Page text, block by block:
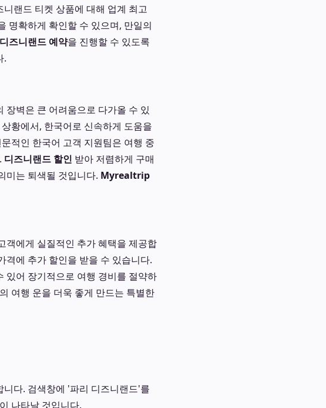
랜드 티켓 상품에 대해 업계 최고
명확하게 확인할 수 있으며, 만일의
즈니랜드 예약을 진행할 수 있도록
.
장벽은 큰 어려움으로 다가올 수 있
황에서, 한국어로 신속하게 도움을
적인 한국어 고객 지원팀은 여행 중
디즈니랜드 할인 받아 저렴하게 구매
미는 퇴색될 것입니다. Myrealtrip
객에게 실질적인 추가 혜택을 제공합
격에 추가 할인을 받을 수 있습니다.
있어 장기적으로 여행 경비를 절약하
여행 운을 더욱 좋게 만드는 특별한
다. 검색창에 '파리 디즈니랜드'를
나타날 것입니다.